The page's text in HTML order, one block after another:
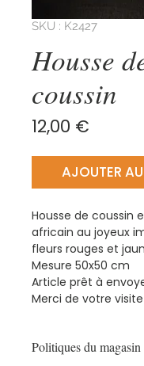
SKU : K2427
Housse
coussin
12,00 €
AJOUTER
Housse de coussin
africain au joyeux
fleurs rouges et
Mesure 50x50 cm
Article prêt à
Merci de votre visite
Politiques du magasin